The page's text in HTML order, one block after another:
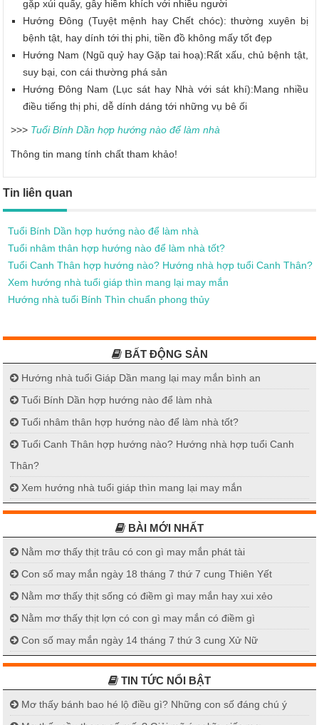
gặp xúi quẩy, gây hiềm khích với nhiều người
Hướng Đông (Tuyệt mệnh hay Chết chóc): thường xuyên bị
bệnh tật, hay dính tới thị phi, tiền đồ không mấy tốt đẹp
Hướng Nam (Ngũ quỷ hay Gặp tai hoạ):Rất xấu, chủ bệnh tật,
suy bại, con cái thường phá sản
Hướng Đông Nam (Lục sát hay Nhà với sát khí):Mang nhiều
điều tiếng thị phi, dễ dính dáng tới những vụ bê ối
>>> Tuổi Bính Dần hợp hướng nào để làm nhà
Thông tin mang tính chất tham khảo!
Tin liên quan
Tuổi Bính Dần hợp hướng nào để làm nhà
Tuổi nhâm thân hợp hướng nào để làm nhà tốt?
Tuổi Canh Thân hợp hướng nào? Hướng nhà hợp tuổi Canh Thân?
Xem hướng nhà tuổi giáp thìn mang lại may mắn
Hướng nhà tuổi Bính Thìn chuẩn phong thủy
BẤT ĐỘNG SẢN
Hướng nhà tuổi Giáp Dần mang lại may mắn bình an
Tuổi Bính Dần hợp hướng nào để làm nhà
Tuổi nhâm thân hợp hướng nào để làm nhà tốt?
Tuổi Canh Thân hợp hướng nào? Hướng nhà hợp tuổi Canh
Thân?
Xem hướng nhà tuổi giáp thìn mang lại may mắn
BÀI MỚI NHẤT
Nằm mơ thấy thịt trâu có con gì may mắn phát tài
Con số may mắn ngày 18 tháng 7 thứ 7 cung Thiên Yết
Nằm mơ thấy thịt sống có điềm gì may mắn hay xui xẻo
Nằm mơ thấy thịt lợn có con gì may mắn có điềm gì
Con số may mắn ngày 14 tháng 7 thứ 3 cung Xử Nữ
TIN TỨC NỔI BẬT
Mơ thấy bánh bao hé lộ điều gì? Những con số đáng chú ý